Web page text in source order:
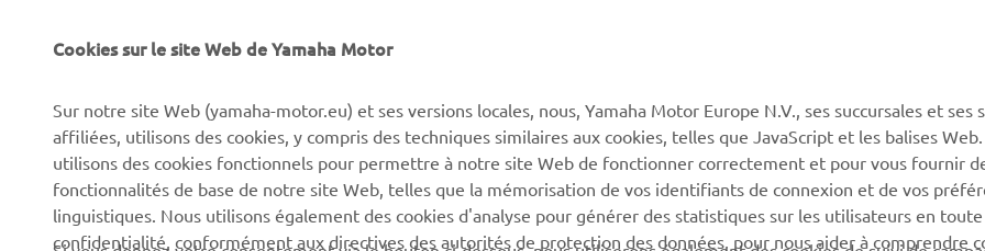
Événements
Brochures
Travailler chez Yamaha
secours
Robotique
Systèmes pour VAE
Partenariats
Yamaha Racing (en)
Yamaha Motor Global (en)
Application mobiles
Catalogue de pièces
Information sur la gestion
Cookies sur le site Web de Yamaha Motor
Sur notre site Web (yamaha-motor.eu) et ses versions locales, nous, Yamaha Motor Europe N.V., ses succursales et ses
affiliées, utilisons des cookies, y compris des techniques similaires aux cookies, telles que JavaScript et les balises
utilisons des cookies fonctionnels pour permettre à notre site Web de fonctionner correctement et pour vous fournir
fonctionnalités de base de notre site Web, telles que la mémorisation de vos identifiants de connexion et de vos
linguistiques. Nous utilisons également des cookies d'analyse pour générer des statistiques sur les utilisateurs en toute
confidentialité, conformément aux directives des autorités de protection des données, pour nous aider à comprendre